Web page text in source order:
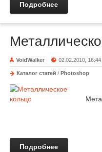
Подробнее
VoidWalker 02.02.2010, 16:44
Каталог статей / Photoshop
Подробнее